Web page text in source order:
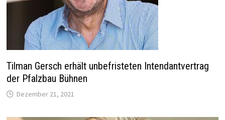
Tilman Gersch erhält unbefristeten Intendantvertrag
der Pfalzbau Bühnen
Dezember 21, 2021